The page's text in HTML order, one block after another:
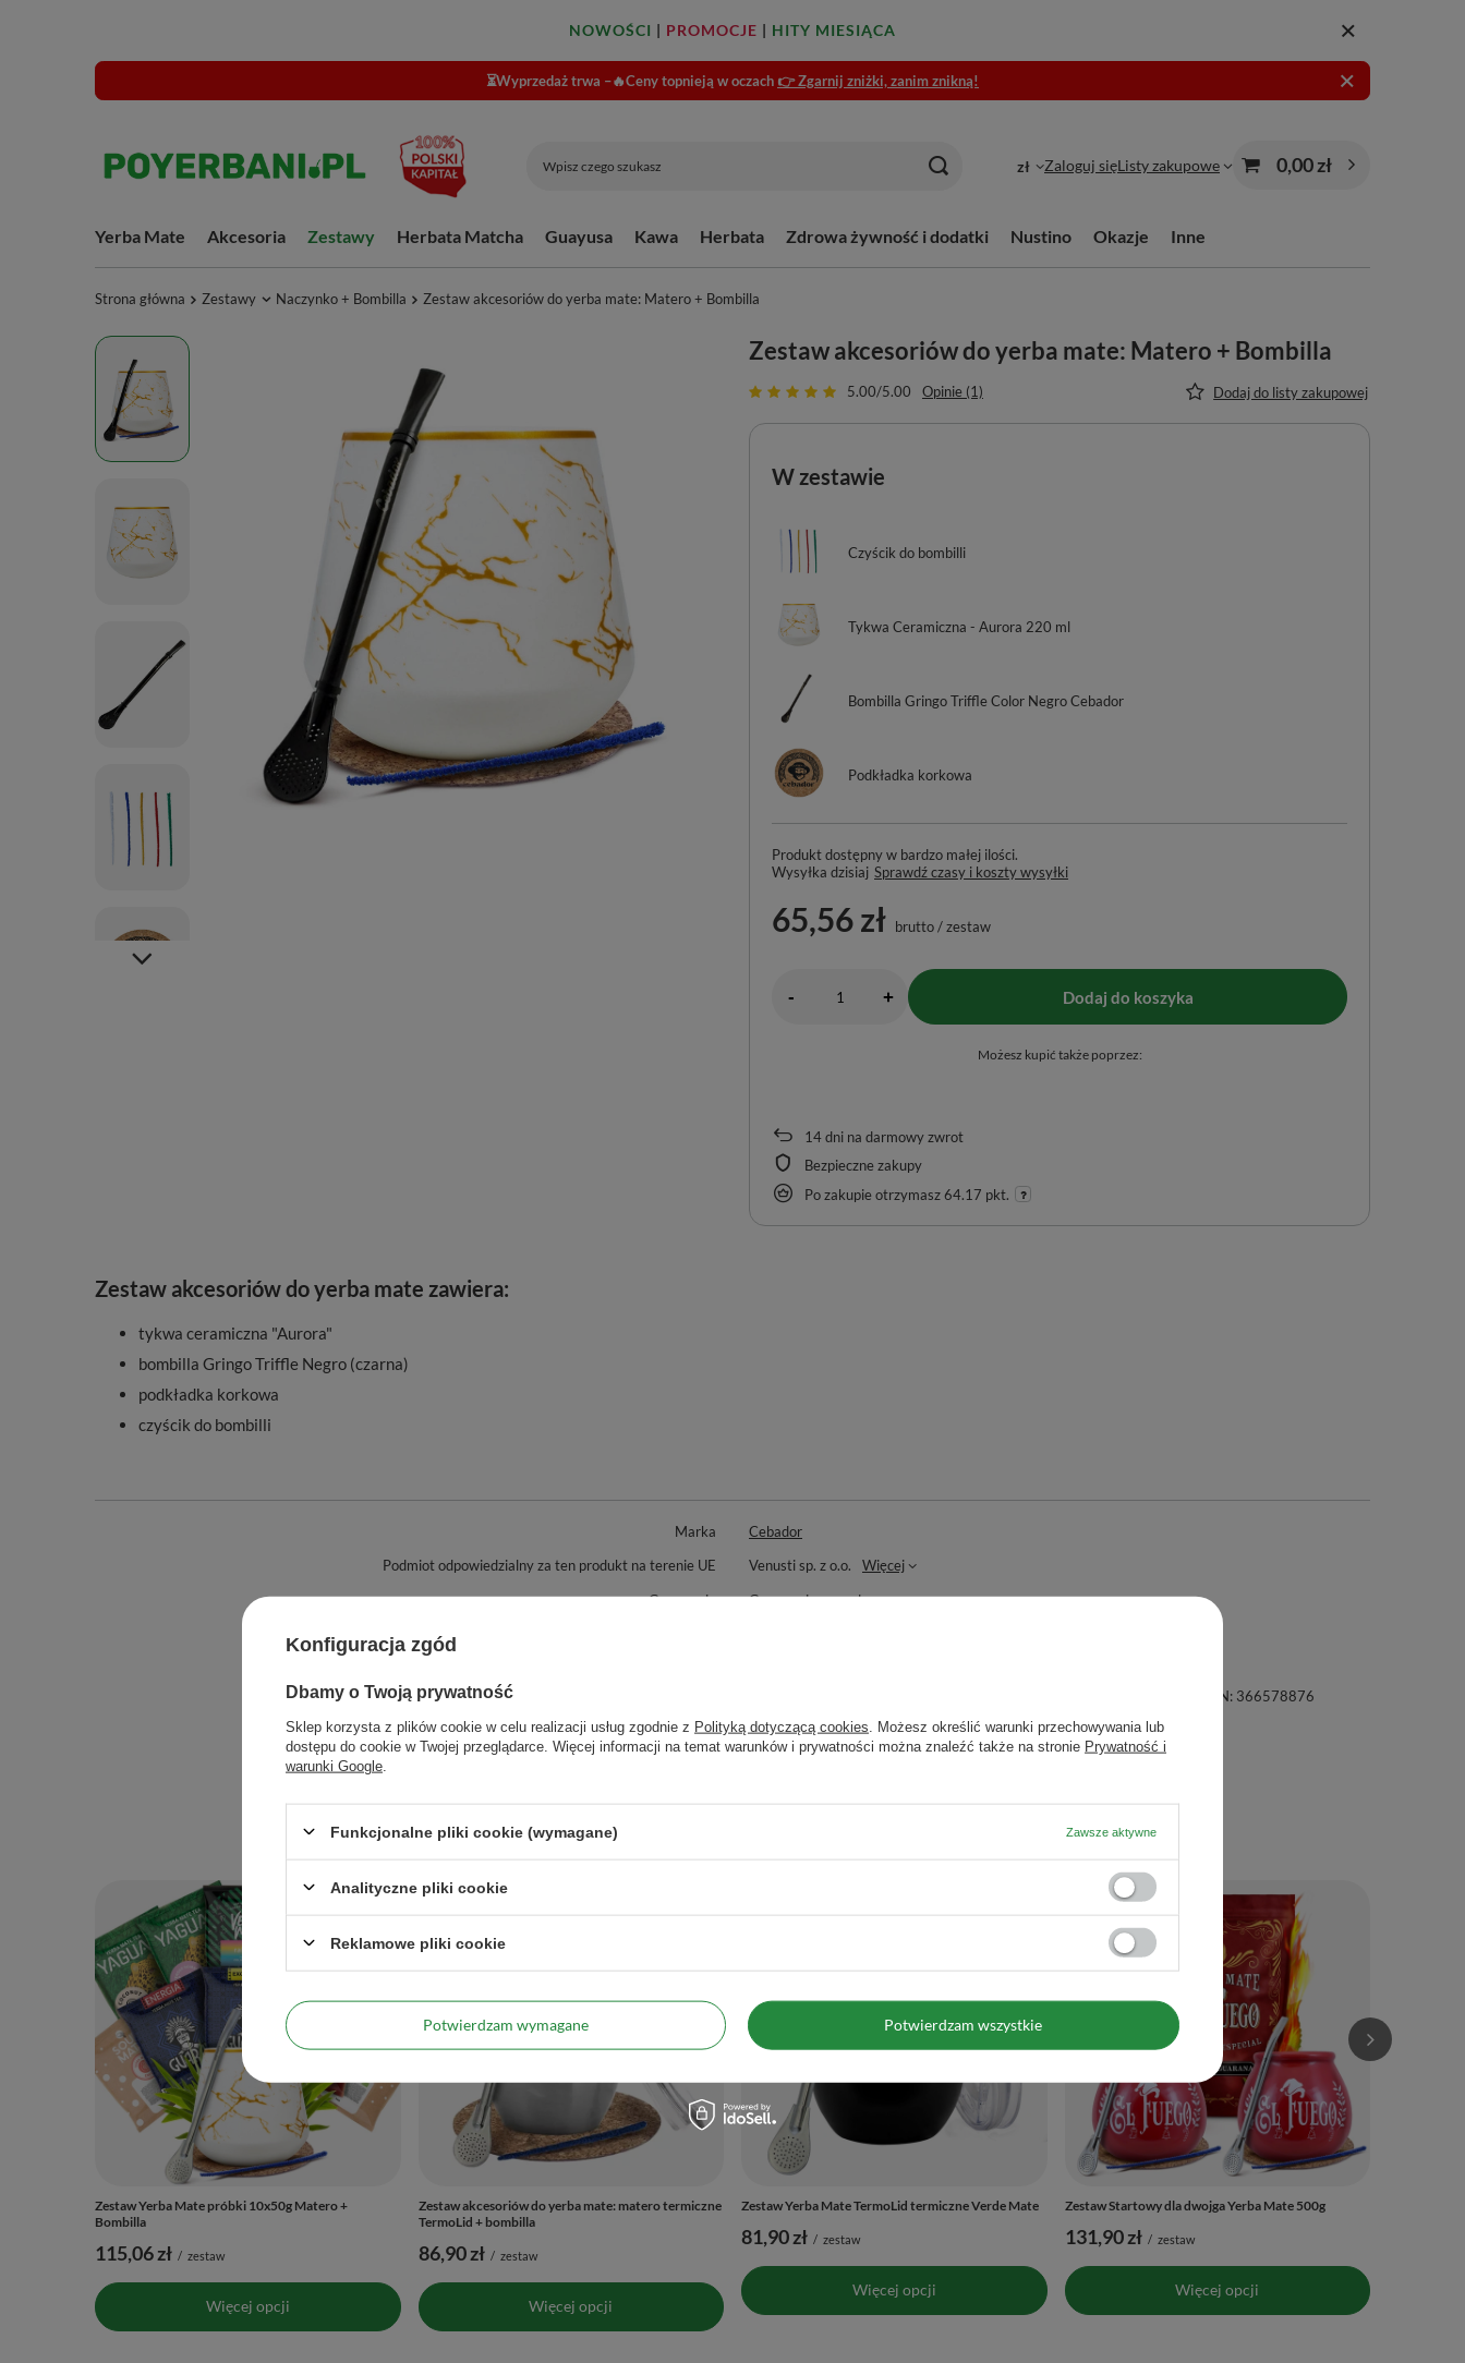
NOWOŚCI | PROMOCJE | HITY MIESIĄCA
⏳Wyprzedaż trwa –🔥Ceny topnieją w oczach 👉 Zgarnij zniżki, zanim znikną!
zł Zaloguj sięListy zakupowe 0,00 zł
Yerba Mate Akcesoria Zestawy Herbata Matcha Guayusa Kawa Herbata Zdrowa żywność i dodatki Nustino Okazje Inne
Strona główna Zestawy Naczynko + Bombilla Zestaw akcesoriów do yerba mate: Matero + Bombilla
Zestaw akcesoriów do yerba mate: Matero + Bombilla
5.00/5.00 Opinie (1) Dodaj do listy zakupowej
W zestawie
Czyścik do bombilli
Tykwa Ceramiczna - Aurora 220 ml
Bombilla Gringo Triffle Color Negro Cebador
Podkładka korkowa
14dni na darmowy zwrot
Bezpieczne zakupy
Po zakupie otrzymasz64.17 pkt.
Produkt dostępny w bardzo małej ilości
Wysyłka dzisiaj Sprawdź czasy i koszty wysyłki
65,56 zł brutto/zestaw
- + Dodaj do koszyka
Możesz kupić także poprzez:
Zestaw akcesoriów do yerba mate zawiera:
tykwa ceramiczna "Aurora"
bombilla Gringo Triffle Negro (czarna)
podkładka korkowa
czyścik do bombilli
Marka
Cebador
Podmiot odpowiedzialny za ten produkt na terenie UE
Venusti sp. z o.o.
Więcej
Gwarancja
Gwarancja sprzedawcy
Venusti sp. z o.o. ul. Tygrysia 6a, 21-040 Świdnik, NIP: 6121860348 REGON: 366578876
Maksymalna ilość towaru w zamówieniu dla rozmiarów
1000
Zestaw Yerba Mate próbki 10x50g Matero +
Bombilla
115,06 zł / zestaw
Więcej opcji
Zestaw akcesoriów do yerba mate: matero termiczne
TermoLid + bombilla
86,90 zł / zestaw
Więcej opcji
Zestaw Yerba Mate TermoLid termiczne Verde Mate
81,90 zł / zestaw
Więcej opcji
Zestaw Startowy dla dwojga Yerba Mate 500g
131,90 zł / zestaw
Więcej opcji
Konfiguracja zgód
Dbamy o Twoją prywatność
Sklep korzysta z plików cookie w celu realizacji usług zgodnie z Polityką dotyczącą cookies . Możesz określić warunki przechowywania lub
dostępu do cookie w Twojej przeglądarce. Więcej informacji na temat warunków i prywatności można znaleźć także na stronie Prywatność i
warunki Google
Funkcjonalne pliki cookie (wymagane) Zawsze aktywne
Analityczne pliki cookie
Reklamowe pliki cookie
Potwierdzam wymagane Potwierdzam wszystkie